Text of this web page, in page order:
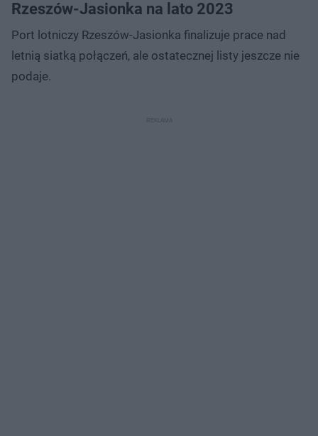
Rzeszów-Jasionka na lato 2023
Port lotniczy Rzeszów-Jasionka finalizuje prace nad
letnią siatką połączeń, ale ostatecznej listy jeszcze nie
podaje.